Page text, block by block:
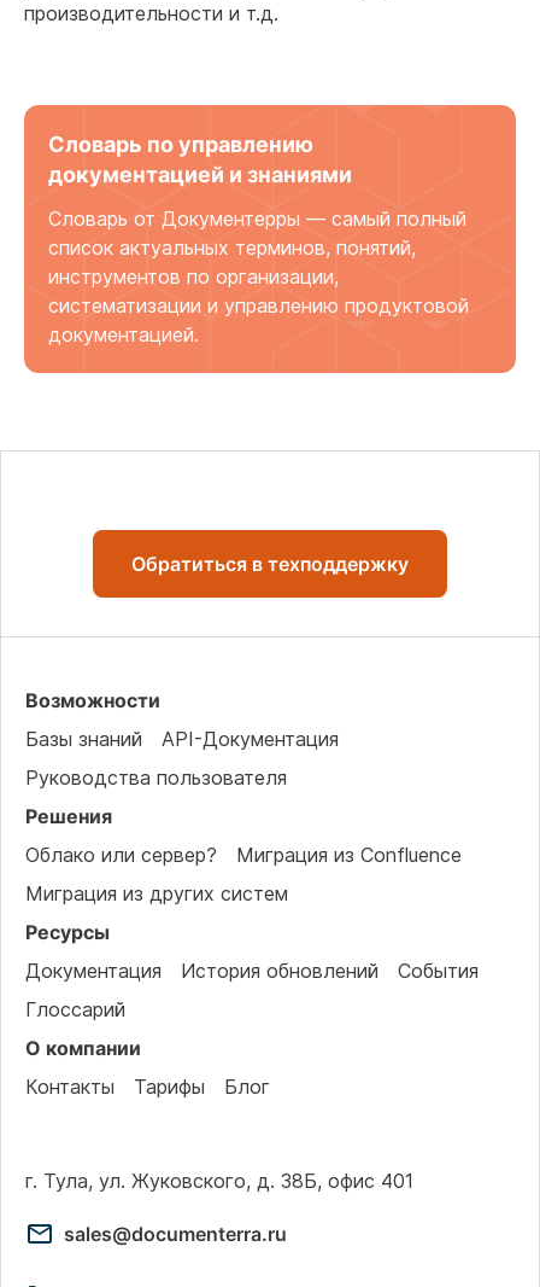
производительности и т.д.
Словарь по управлению
документацией и знаниями
Словарь от Документерры — самый полный
список актуальных терминов, понятий,
инструментов по организации,
систематизации и управлению продуктовой
документацией.
Обратиться в техподдержку
Возможности
Базы знаний
API-Документация
Руководства пользователя
Решения
Облако или сервер?
Миграция из Confluence
Миграция из других систем
Ресурсы
Документация
История обновлений
События
Глоссарий
О компании
Контакты
Тарифы Блог
г. Тула, ул. Жуковского, д. 38Б, офис 401
sales@documenterra.ru